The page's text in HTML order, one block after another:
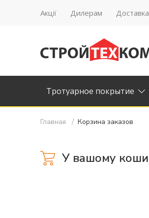
Акції Дилерам Доставка
Тротуарное покрытие
Главная Корзина заказов
У вашому